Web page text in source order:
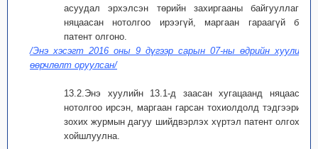
асуудал эрхэлсэн төрийн захиргааны байгууллагад
няцаасан нотолгоо ирээгүй, маргаан гараагүй бол
патент олгоно.
/Энэ хэсэгт 2016 оны 9 дүгээр сарын 07-ны өдрийн хуулиар
өөрчлөлт оруулсан/
13.2.Энэ хуулийн 13.1-д заасан хугацаанд няцаасан
нотолгоо ирсэн, маргаан гарсан тохиолдолд тэдгээрийг
зохих журмын дагуу шийдвэрлэх хүртэл патент олгохыг
хойшлуулна.